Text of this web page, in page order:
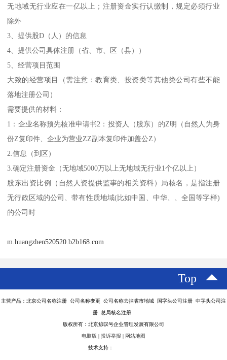
无地域无行业应在一亿以上；注册资金实行认缴制，规定必须行业
除外
3、提供股D（人）的信息
4、提供公司具体注册（省、市、区（县））
5、经营项目范围
大致的经营项目（需注意：教育类、投资类等其他类公司有些不能
落地注册公司）
需要提供的材料：
1：企业名称预先核准申请书2：投资人（股东）的Z明（自然人为身
份Z复印件、企业为营业ZZ副本复印件加盖公Z）
2.信息（到区）
3.确定注册资金（无地域5000万以上无地域无行业1个亿以上）
股东出资比例（自然人资提供监事的相关资料）局核名，是指注册
无行政区域的公司、带有性质地域(比如中国、中华、、全国等字样)
的公司时
m.huangzhen520520.b2b168.com
Top
主营产品：北京公司名称注册 公司名称变更 公司名称去掉省市地域 国字头公司注册 中字头公司注
册 总局核名注册
版权所有：北京鲸叹号企业管理发展有限公司
电脑版 | 投诉举报 | 网站地图
技术支持：